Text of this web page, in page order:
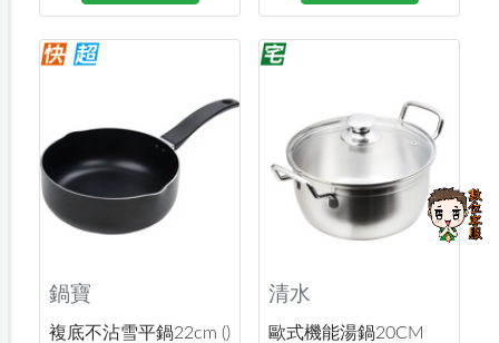
鍋寶
複底不沾雪平鍋22cm ()
清水
歐式機能湯鍋20CM